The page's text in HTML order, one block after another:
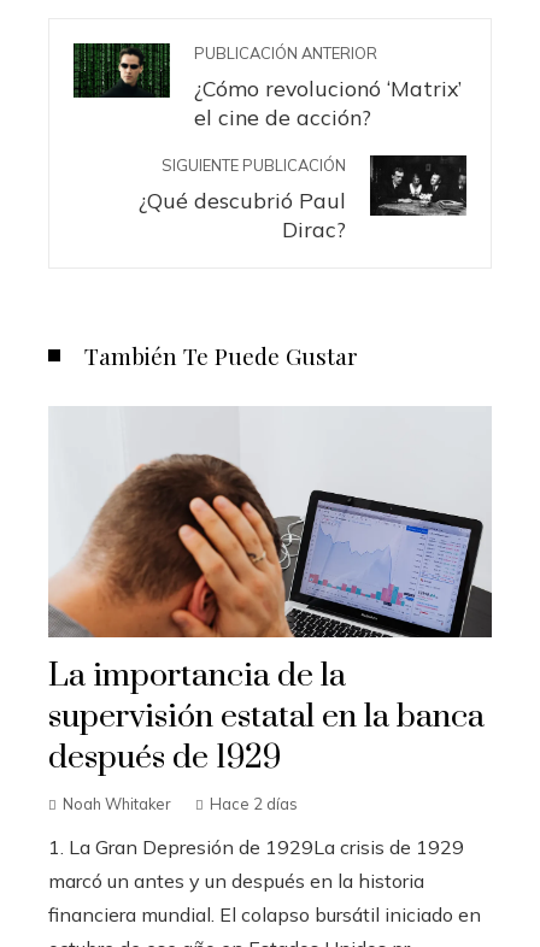
PUBLICACIÓN ANTERIOR
¿Cómo revolucionó ‘Matrix’
el cine de acción?
SIGUIENTE PUBLICACIÓN
¿Qué descubrió Paul
Dirac?
También Te Puede Gustar
La importancia de la
supervisión estatal en la banca
después de 1929
Noah Whitaker Hace 2 días
1. La Gran Depresión de 1929La crisis de 1929
marcó un antes y un después en la historia
financiera mundial. El colapso bursátil iniciado en